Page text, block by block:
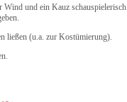
Wind und ein Kauz schauspielerisch
ließen (u.a. zur Kostümierung).